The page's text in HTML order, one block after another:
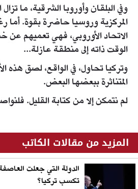
وفي البلقان وأوروبا الشرقية، ما
المركزية وروسيا حاضرة بقوة. أما
الاتحاد الأوروبي، فهي تعميهم عن
الوقت ذاته إلى منطقة عازلة...
وتركيا تحاول، في الواقع، لصق هذه
المتناثرة ببعضها البعض.
لم نتمكن إلا من كتابة القليل.
المزيد من مقالات الكاتب
الدولة التي جعلت
تكسب تركيا؟